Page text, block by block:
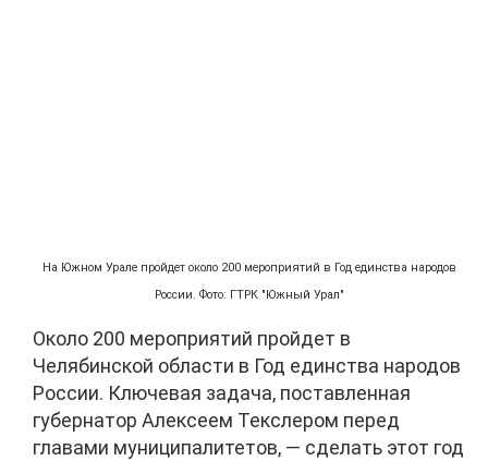
На Южном Урале пройдет около 200 мероприятий в Год единства народов
России. Фото: ГТРК "Южный Урал"
Около 200 мероприятий пройдет в
Челябинской области в Год единства народов
России. Ключевая задача, поставленная
губернатор Алексеем Текслером перед
главами муниципалитетов, — сделать этот год